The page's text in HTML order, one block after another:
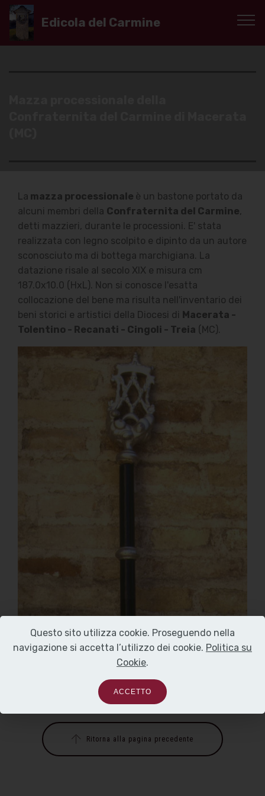
Edicola del Carmine
La mazza processionale è un bastone portato da
alcuni membri della Confraternita del Carmine,
detti mazzieri, durante le processioni. E' stata
realizzata con legno scolpito e dipinto da un autore
sconosciuto ma di bottega marchigiana. La
datazione risale al secolo XIX e misura cm
187.0x10.0 (HxL). Non si conosce l'esatta
collocazione del bene ma risulta nell'inventario dei
beni storici e artistici della Diocesi di Macerata -
Tolentino - Recanati - Cingoli - Treia (MC).
Ritorna alla pagina precedente
Questo sito utilizza cookie. Proseguendo nella
navigazione si accetta l’utilizzo dei cookie. Politica su
Cookie.
ACCETTO